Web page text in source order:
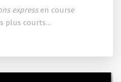
expressen course
plus courts…